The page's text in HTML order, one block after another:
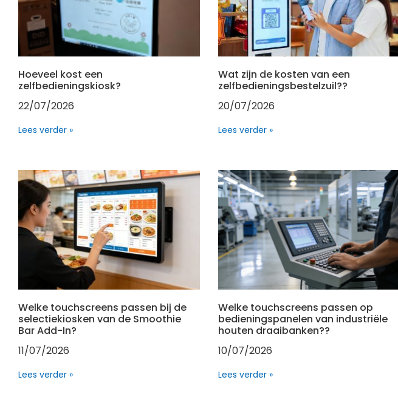
Hoeveel kost een
zelfbedieningskiosk?
22/07/2026
Lees verder »
Wat zijn de kosten van een
zelfbedieningsbestelzuil??
20/07/2026
Lees verder »
Welke touchscreens passen bij de
selectiekiosken van de Smoothie
Bar Add-In?
11/07/2026
Lees verder »
Welke touchscreens passen op
bedieningspanelen van industriële
houten draaibanken??
10/07/2026
Lees verder »